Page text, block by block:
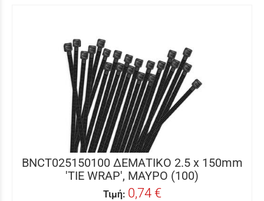
BNCT025150100 ΔΕΜΑΤΙΚΟ 2.5 x 150mm
'TIE WRAP', ΜΑΥΡΟ (100)
Τιμή: 0,74 €